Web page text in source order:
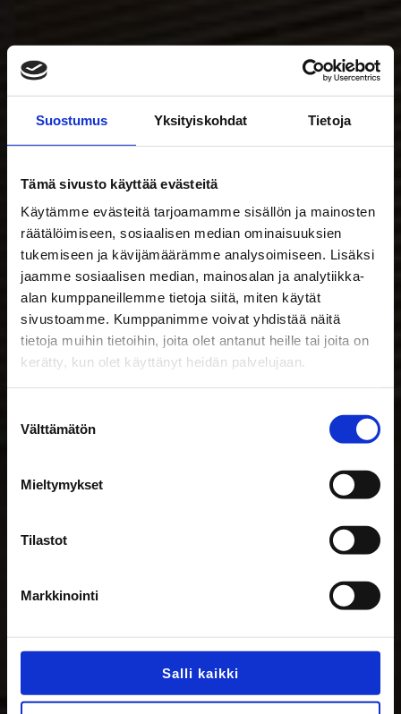
Suostumus Yksityiskohdat Tietoja
Tämä sivusto käyttää evästeitä
Käytämme evästeitä tarjoamamme sisällön ja mainosten
räätälöimiseen, sosiaalisen median ominaisuuksien
tukemiseen ja kävijämäärämme analysoimiseen. Lisäksi
jaamme sosiaalisen median, mainosalan ja analytiikka-
alan kumppaneillemme tietoja siitä, miten käytät
sivustoamme. Kumppanimme voivat yhdistää näitä
tietoja muihin tietoihin, joita olet antanut heille tai joita on
kerätty, kun olet käyttänyt heidän palvelujaan.
valinta
Välttämätön
Mieltymykset
Tilastot
Markkinointi
Salli kaikki
Turvallisuus- ja
materiaalikeskus
TUMA
Jääkärinkatu 31, Mikkeli